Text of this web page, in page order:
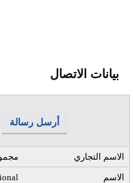
بيانات الاتصال
أرسل رسالة
الاسم التجاري
الاسم